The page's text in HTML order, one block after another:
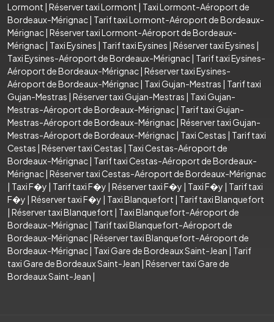
Lormont | Réserver taxi Lormont | Taxi Lormont-Aéroport de
Bordeaux-Mérignac| Tarif taxi Lormont-Aéroport de Bordeaux-
Mérignac| Réserver taxi Lormont-Aéroport de Bordeaux-
Mérignac| Taxi Eysines | Tarif taxi Eysines | Réserver taxi Eysines |
Taxi Eysines-Aéroport de Bordeaux-Mérignac| Tarif taxi Eysines-
Aéroport de Bordeaux-Mérignac| Réserver taxi Eysines-
Aéroport de Bordeaux-Mérignac| Taxi Gujan-Mestras | Tarif taxi
Gujan-Mestras | Réserver taxi Gujan-Mestras | Taxi Gujan-
Mestras-Aéroport de Bordeaux-Mérignac| Tarif taxi Gujan-
Mestras-Aéroport de Bordeaux-Mérignac| Réserver taxi Gujan-
Mestras-Aéroport de Bordeaux-Mérignac| Taxi Cestas | Tarif taxi
Cestas | Réserver taxi Cestas | Taxi Cestas-Aéroport de
Bordeaux-Mérignac| Tarif taxi Cestas-Aéroport de Bordeaux-
Mérignac| Réserver taxi Cestas-Aéroport de Bordeaux-Mérignac
| Taxi F�y | Tarif taxi F�y | Réserver taxi F�y | Taxi F�y | Tarif taxi
F�y | Réserver taxi F�y | Taxi Blanquefort | Tarif taxi Blanquefort
| Réserver taxi Blanquefort | Taxi Blanquefort-Aéroport de
Bordeaux-Mérignac| Tarif taxi Blanquefort-Aéroport de
Bordeaux-Mérignac| Réserver taxi Blanquefort-Aéroport de
Bordeaux-Mérignac| Taxi Gare de Bordeaux Saint-Jean | Tarif
taxi Gare de Bordeaux Saint-Jean | Réserver taxi Gare de
Bordeaux Saint-Jean |